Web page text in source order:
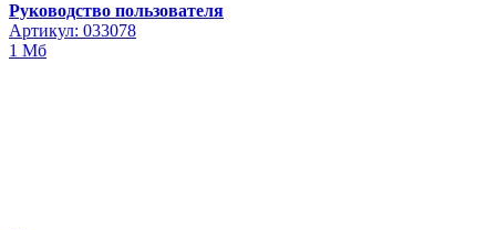
Руководство пользователя
Артикул: 033078
1 Мб